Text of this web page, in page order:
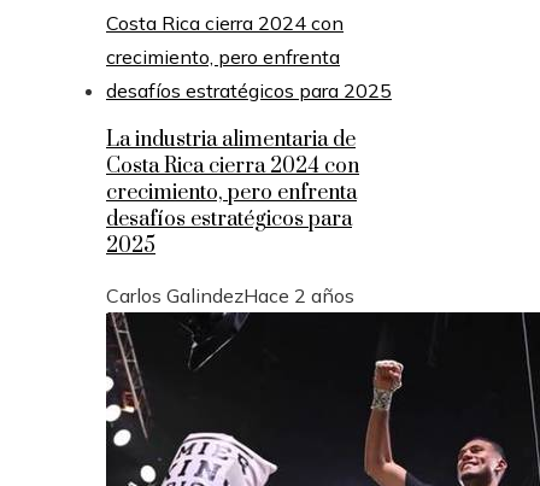
La industria alimentaria de
Costa Rica cierra 2024 con
crecimiento, pero enfrenta
desafíos estratégicos para
2025
Carlos GalindezHace 2 años